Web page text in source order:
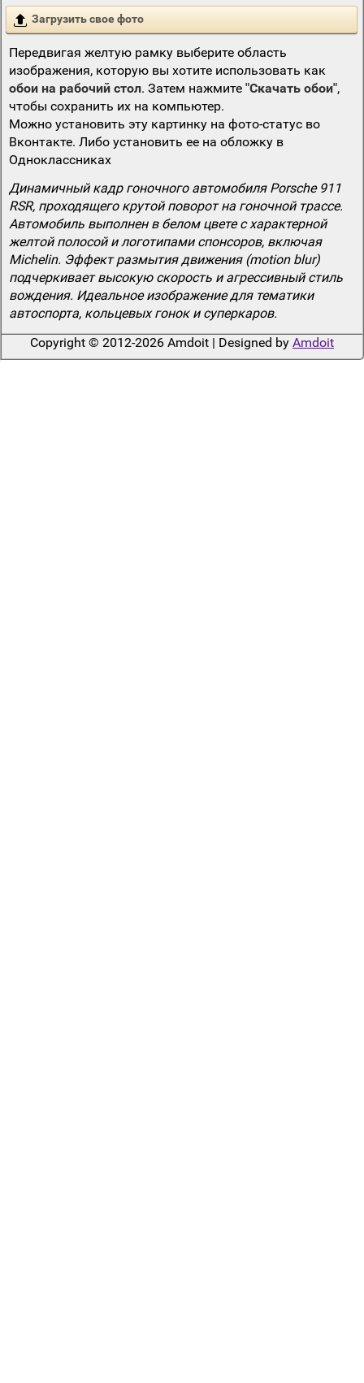
Загрузить свое фото
Передвигая желтую рамку выберите область
изображения, которую вы хотите использовать как
обои на рабочий стол. Затем нажмите "Скачать обои",
чтобы сохранить их на компьютер.
Можно установить эту картинку на фото-статус во
Вконтакте. Либо установить ее на обложку в
Одноклассниках
Динамичный кадр гоночного автомобиля Porsche 911
RSR, проходящего крутой поворот на гоночной трассе.
Автомобиль выполнен в белом цвете с характерной
желтой полосой и логотипами спонсоров, включая
Michelin. Эффект размытия движения (motion blur)
подчеркивает высокую скорость и агрессивный стиль
вождения. Идеальное изображение для тематики
автоспорта, кольцевых гонок и суперкаров.
Copyright © 2012-2026 Amdoit | Designed by Amdoit